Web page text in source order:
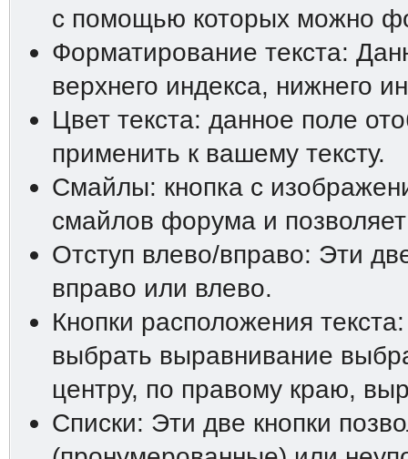
с помощью которых можно
Форматирование текста:
верхнего индекса, нижнего
Цвет текста: данное поле
применить к вашему тексту.
Смайлы: кнопка с
смайлов форума и
Отступ влево/вправо: Эти
вправо или влево.
Кнопки расположения
выбрать выравнивание
центру, по правому краю,
Списки: Эти две кнопки